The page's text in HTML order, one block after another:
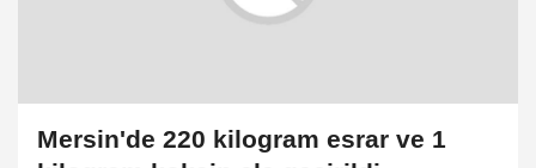
Mersin'de 220 kilogram esrar ve 1